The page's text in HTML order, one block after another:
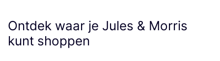
Ontdek waar je Jules & Morris
kunt shoppen